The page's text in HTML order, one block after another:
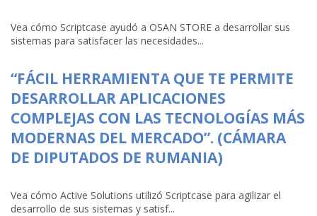
Vea cómo Scriptcase ayudó a OSAN STORE a desarrollar sus
sistemas para satisfacer las necesidades...
“FÁCIL HERRAMIENTA QUE TE PERMITE
DESARROLLAR APLICACIONES
COMPLEJAS CON LAS TECNOLOGÍAS MÁS
MODERNAS DEL MERCADO”. (CÁMARA
DE DIPUTADOS DE RUMANIA)
Vea cómo Active Solutions utilizó Scriptcase para agilizar el
desarrollo de sus sistemas y satisf...